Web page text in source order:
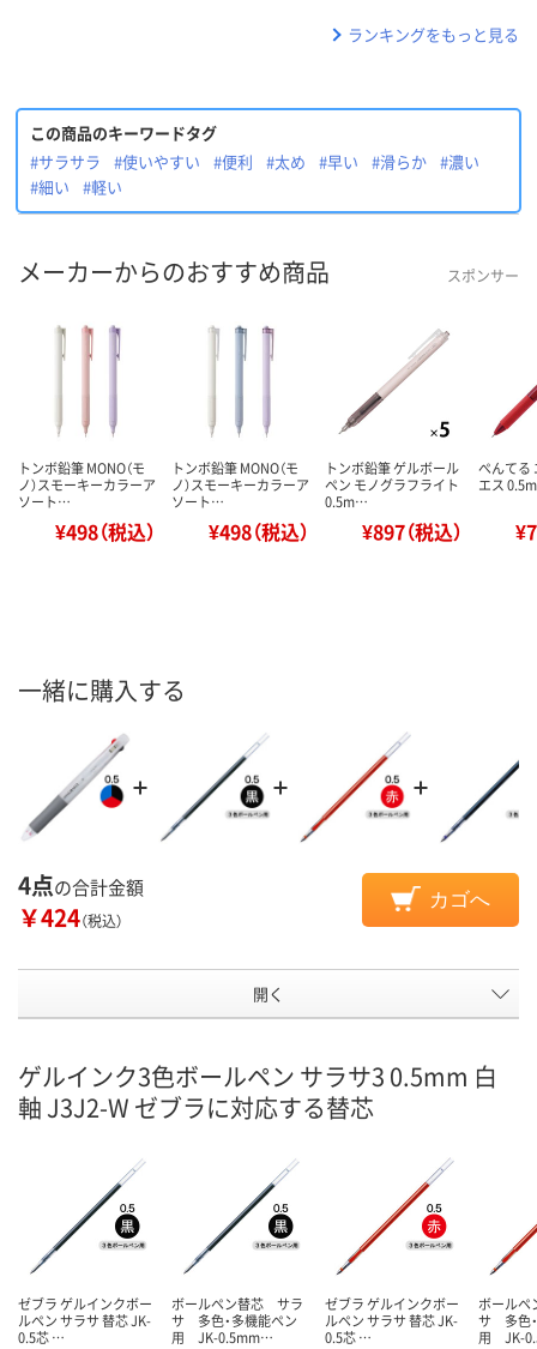
ランキングをもっと見る
この商品のキーワードタグ
#サラサラ
#使いやすい #便利 #太め #早い #滑らか #濃い
#細い
#軽い
メーカーからのおすすめ商品 スポンサー
トンボ鉛筆 MONO（モ
ノ）スモーキーカラーア
ソート…
¥498（税込）
トンボ鉛筆 MONO（モ
ノ）スモーキーカラーア
ソート…
¥498（税込）
トンボ鉛筆 ゲルボール
ペン モノグラフライト
0.5m…
¥897（税込）
ぺんてる
エス
一緒に購入する
4点の合計金額
￥424（税込）
カゴへ
開く
ゲルインク3色ボールペン サラサ3 0.5mm 白
軸 J3J2-W ゼブラに対応する替芯
ゼブラ ゲルインクボー
ルペン サラサ 替芯 JK-
0.5芯 …
ボールペン替芯 サラ
サ 多色・多機能ペン
用 JK-0.5mm…
ゼブラ ゲルインクボー
ルペン サラサ 替芯 JK-
0.5芯 …
ボール
サ 多色
用 JK-